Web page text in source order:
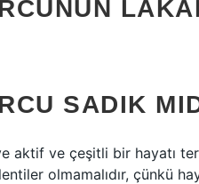
SADIK
aktif ve çeşitli bir hayatı
olmamalıdır, çünkü